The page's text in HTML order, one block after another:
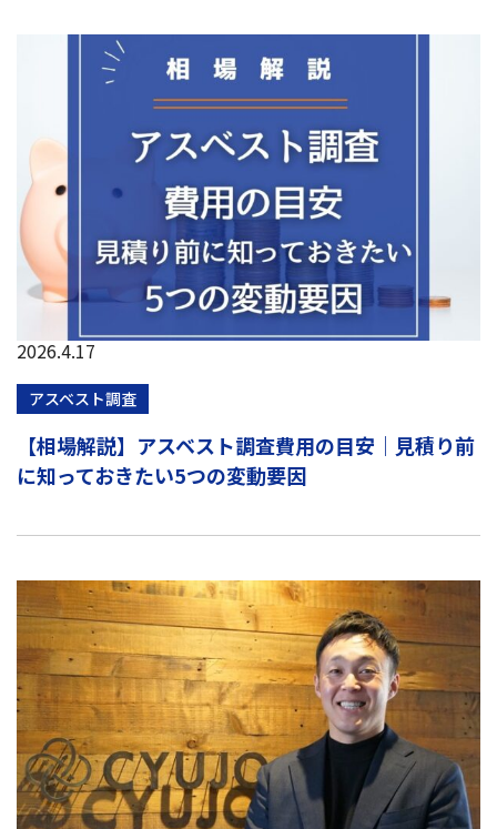
2026.4.17
アスベスト調査
【相場解説】アスベスト調査費用の目安｜見積り前
に知っておきたい5つの変動要因